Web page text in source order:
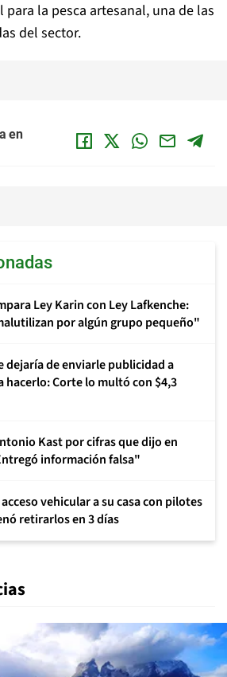
para la pesca artesanal, una de las
del sector.
en
Ley Karin con Ley Lafkenche:
por algún grupo pequeño"
dejaría de enviarle publicidad a
hacerlo: Corte lo multó con $4,3
Kast por cifras que dijo en
información falsa"
vehicular a su casa con pilotes
retirarlos en 3 días